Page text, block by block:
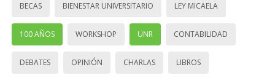
BECAS BIENESTAR UNIVERSITARIO LEY MICAELA
100 AÑOS WORKSHOP UNR CONTABILIDAD
DEBATES OPINIÓN CHARLAS LIBROS